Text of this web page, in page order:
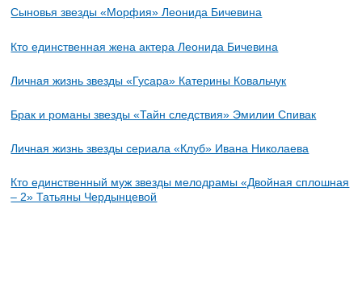
Сыновья звезды «Морфия» Леонида Бичевина
Кто единственная жена актера Леонида Бичевина
Личная жизнь звезды «Гусара» Катерины Ковальчук
Брак и романы звезды «Тайн следствия» Эмилии Спивак
Личная жизнь звезды сериала «Клуб» Ивана Николаева
Кто единственный муж звезды мелодрамы «Двойная сплошная
– 2» Татьяны Чердынцевой